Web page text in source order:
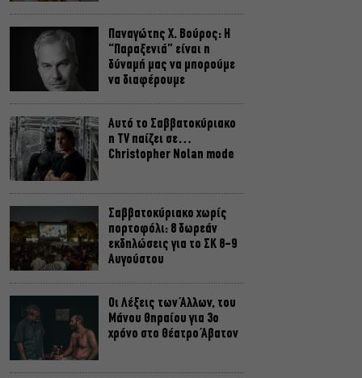
Παναγώτης Χ. Βούρος: Η
“Παραξενιά” είναι η
δύναμή μας να μπορούμε
να διαφέρουμε
Αυτό το Σαββατοκύριακο
η TV παίζει σε…
Christopher Nolan mode
Σαββατοκύριακο χωρίς
πορτοφόλι: 8 δωρεάν
εκδηλώσεις για το ΣΚ 8-9
Αυγούστου
Οι Λέξεις των Άλλων, του
Μάνου Θηραίου για 3ο
χρόνο στο Θέατρο Άβατον